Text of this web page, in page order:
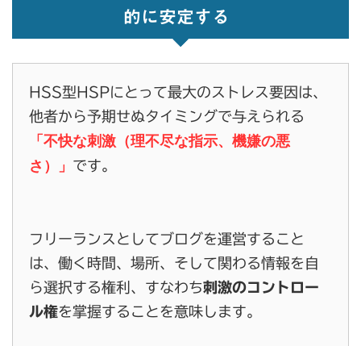
的に安定する
HSS型HSPにとって最大のストレス要因は、
他者から予期せぬタイミングで与えられる
「不快な刺激（理不尽な指示、機嫌の悪
さ）」
です。
フリーランスとしてブログを運営すること
は、働く時間、場所、そして関わる情報を自
ら選択する権利、すなわち刺激のコントロー
ル権を掌握することを意味します。